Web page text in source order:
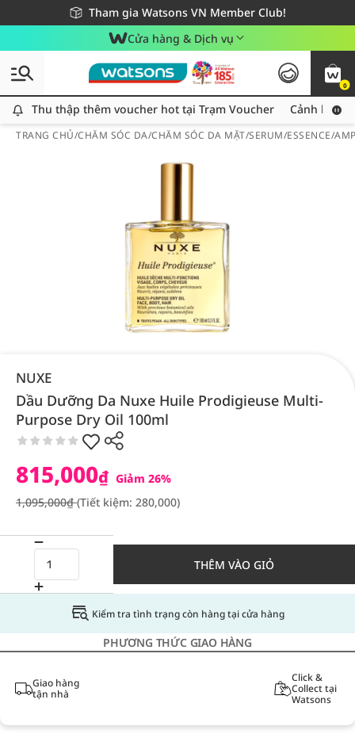
Tham gia Watsons VN Member Club!
Miễn phí giao hàng cho đơn hàng từ 249,000Đ
Giao hàng nhanh 24h - Áp dụng khu vực TP. Hồ Chí Minh
Cửa hàng & Dịch vụ
0
Thu thập thêm voucher hot tại Trạm Voucher
Thu thập thêm voucher hot tại Trạm Voucher Cảnh báo
TRANG CHỦ/CHĂM SÓC DA/CHĂM SÓC DA MẶT/SERUM/ESSENCE/
NUXE
Dầu Dưỡng Da Nuxe Huile Prodigieuse Multi-
Purpose Dry Oil 100ml
815,000₫ Giảm 26%
1,095,000₫(Tiết kiệm: 280,000)
THÊM VÀO GIỎ
Kiểm tra tình trạng còn hàng tại cửa hàng
PHƯƠNG THỨC GIAO HÀNG
Giao hàng
tận nhà
Click &
Collect tại
Watsons